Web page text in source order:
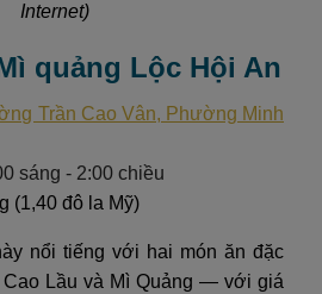
Internet)
quảng Lộc Hội An
Trần Cao Vân, Phường Minh
sáng - 2:00 chiều
(1,40 đô la Mỹ)
nổi tiếng với hai món ăn đặc
Lầu và Mì Quảng — với giá